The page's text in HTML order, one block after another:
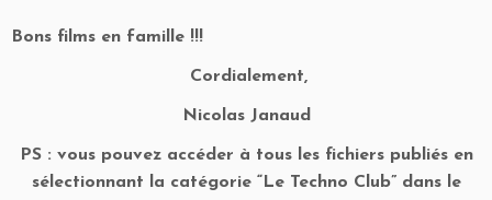
Bons films en famille !!!
Cordialement,
Nicolas Janaud
PS : vous pouvez accéder à tous les fichiers publiés en
sélectionnant la catégorie “Le Techno Club” dans le